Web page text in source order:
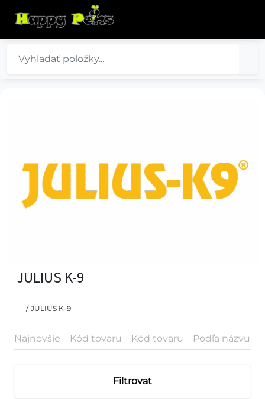
JULIUS K-9
/ JULIUS K-9
Najnovšie Kód tovaru Kód tovaru Podľa názvu
Filtrovat